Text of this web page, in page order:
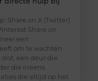
Share on X (Twitter)
Share on
een
om te wachten
een deur die
die ineens
die altijd op het